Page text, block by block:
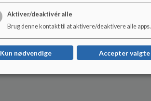
Aktiver/deaktivér alle
Brug denne kontakt til at aktivere/deaktivere alle apps.
Kun nødvendige Accepter valgte